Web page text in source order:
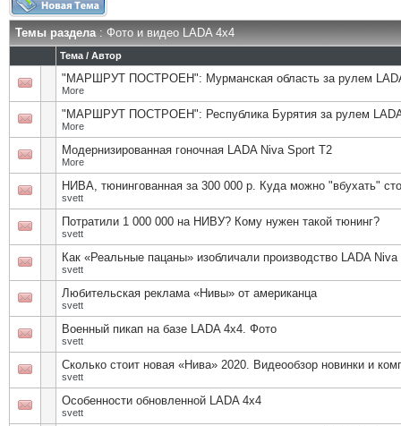
Темы раздела: Фото и видео LADA 4x4
Тема / Автор
"МАРШРУТ ПОСТРОЕН": Мурманская область за рулем
More
"МАРШРУТ ПОСТРОЕН": Республика Бурятия за рулем
More
Модернизированная гоночная LADA Niva Sport T2
More
НИВА, тюнингованная за 300 000 р. Куда можно "вбухать"
svett
Потратили 1 000 000 на НИВУ? Кому нужен такой тюнинг?
svett
Как «Реальные пацаны» изобличали производство LADA Niva
svett
Любительская реклама «Нивы» от американца
svett
Военный пикап на базе LADA 4x4. Фото
svett
Сколько стоит новая «Нива» 2020. Видеообзор новинки и
svett
Особенности обновленной LADA 4x4
svett